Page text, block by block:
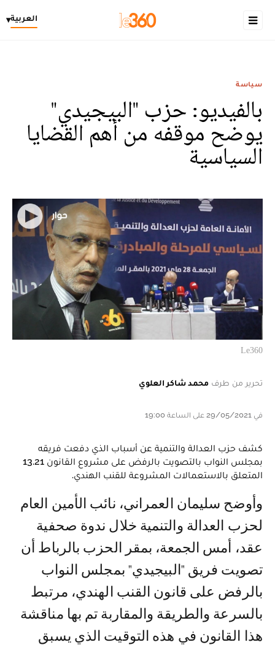
العربية▾
سياسة
بالفيديو: حزب "البيجيدي"
يوضح موقفه من أهم القضايا
السياسية
Le360
تحرير من طرف محمد شاكر العلوي
في 29/05/2021 على الساعة 19:00
كشف حزب العدالة والتنمية عن أسباب الذي دفعت فريقه
بمجلس النواب بالتصويت بالرفض على مشروع القانون 13.21
المتعلق بالاستعمالات المشروعة للقنب الهندي.
وأوضح سليمان العمراني، نائب الأمين العام
لحزب العدالة والتنمية خلال ندوة صحفية
عقد، أمس الجمعة، بمقر الحزب بالرباط أن
تصويت فريق "البيجيدي" بمجلس النواب
بالرفض على قانون القنب الهندي، مرتبط
بالسرعة والطريقة والمقاربة تم بها مناقشة
هذا القانون في هذه التوقيت الذي يسبق